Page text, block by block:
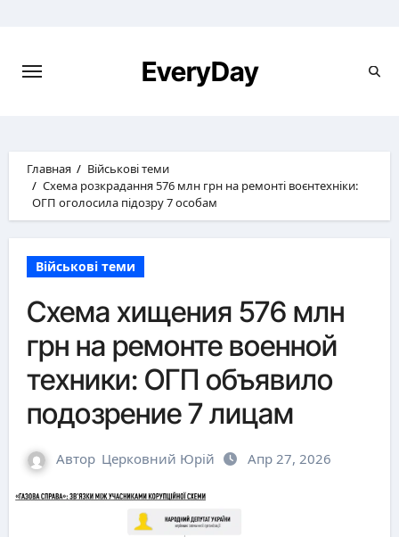
EveryDay
Главная
Військові теми
Схема розкрадання 576 млн грн на ремонті воєнтехніки:
ОГП оголосила підозру 7 особам
Військові теми
Схема хищения 576 млн
грн на ремонте военной
техники: ОГП объявило
подозрение 7 лицам
Автор Церковний Юрій Апр 27, 2026